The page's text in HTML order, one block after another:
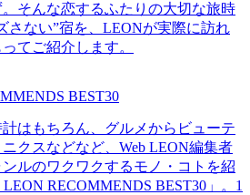
そんな恋するふたりの大切な旅時
さない”宿を、LEONが実際に訪れ
てご紹介します。
BEST30
はもちろん、グルメからビューテ
クスなどなど、Web LEON編集者
ルのワクワクするモノ・コトを紹
RECOMMENDS BEST30」。1